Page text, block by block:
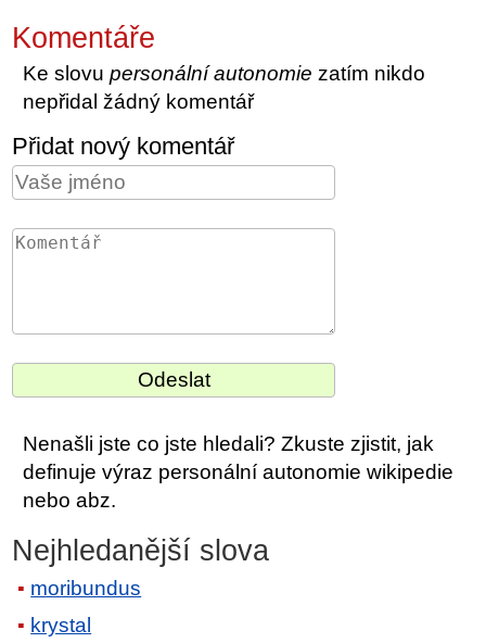
Komentáře
Ke slovupersonální autonomie zatím nikdo
nepřidal žádný komentář
Přidat nový komentář
Nenašli jste co jste hledali? Zkuste zjistit, jak
definuje výraz personální autonomie wikipedie
nebo abz.
Nejhledanější slova
moribundus
krystal